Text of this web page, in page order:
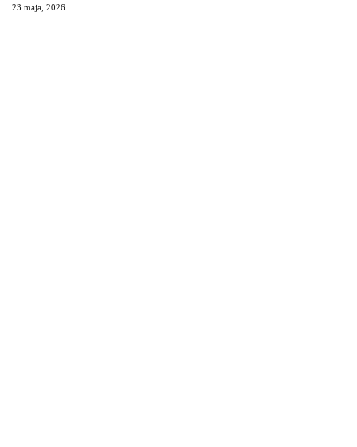
kotów?
23 maja, 2026